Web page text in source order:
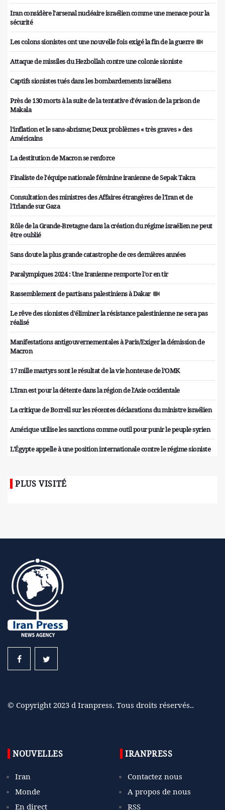
Iran considère l'arsenal nucléaire israélien comme une menace pour la
sécurité
Les colons sionistes ont une nouvelle fois exigé la fin de la guerre
Attaque de missiles du Hezbollah contre une colonie sioniste
Captifs sionistes tués dans les bombardements israéliens
Près de 130 morts à la suite de la tentative d'évasion de la prison de
Makala
l'inflation et le sans-abrisme; Deux problèmes « très graves » des
Américains
La destitution de Macron se renforce
Finaliste de l'équipe nationale féminine iranienne de Sepak Takra
Consultation des ministres des Affaires étrangères de l'Iran et de
l'Irlande sur Gaza
Rôle de la Grande-Bretagne dans la création du régime israélien ne peut
être oublié
Sans doute la plus grande catastrophe de ces dernières années
Paralympiques 2024 : Une Iranienne remporte l'or en tir
Rassemblement de partisans palestiniens à Dakar
Le rêve des sionistes d'éliminer la résistance palestinienne ne sera pas
réalisé
Manifestations antigouvernementales à Paris/Exiger la démission de
Macron
17 mille martyrs sont le résultat de la vie honteuse de l’OMK
L'Iran est pour la détente dans la région de l'Asie occidentale
La critique de Borrell sur les récentes déclarations du ministre israélien
Amérique utilise les sanctions comme outil pour punir le peuple syrien
L'Égypte appelle à une position internationale contre le régime sioniste
PLUS VISITÉ
© Copyright 2023 d Iranpress. Tous droits réservés..
NOUVELLES
Iran
Monde
En direct
IRANPRESS
Contactez nous
A propos de nous
RSS